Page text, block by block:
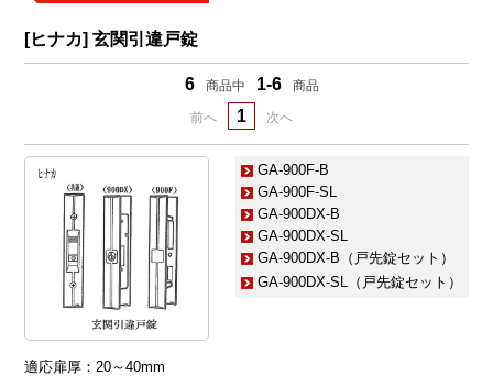
[ヒナカ] 玄関引違戸錠
6 商品中 1-6 商品
前へ 1 次へ
GA-900F-B
GA-900F-SL
GA-900DX-B
GA-900DX-SL
GA-900DX-B（戸先錠セット）
GA-900DX-SL（戸先錠セット）
適応扉厚：20～40mm